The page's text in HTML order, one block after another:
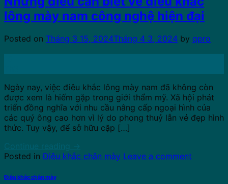
lông mày nam công nghệ hiện đại
Posted on Tháng 3 15, 2024Tháng 4 3, 2024 by qpro
Ngày nay, việc điêu khắc lông mày nam đã không còn
được xem là hiếm gặp trong giới thẩm mỹ. Xã hội phát
triển đồng nghĩa với nhu cầu nâng cấp ngoại hình của
các quý ông cao hơn vì lý do phong thuỷ lẫn vẻ đẹp hình
thức. Tuy vậy, để sở hữu cặp […]
Continue reading
→
Posted inĐiêu khắc chân mày Leave a comment
Điêu khắc chân mày